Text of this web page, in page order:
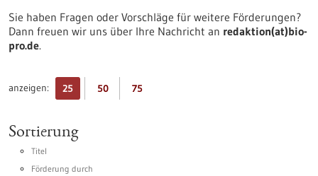
Sie haben Fragen oder Vorschläge für weitere Förderungen?
Dann freuen wir uns über Ihre Nachricht an redaktion(at)bio-
pro.de.
anzeigen: 25 50 75
Sortierung
Titel
Förderung durch